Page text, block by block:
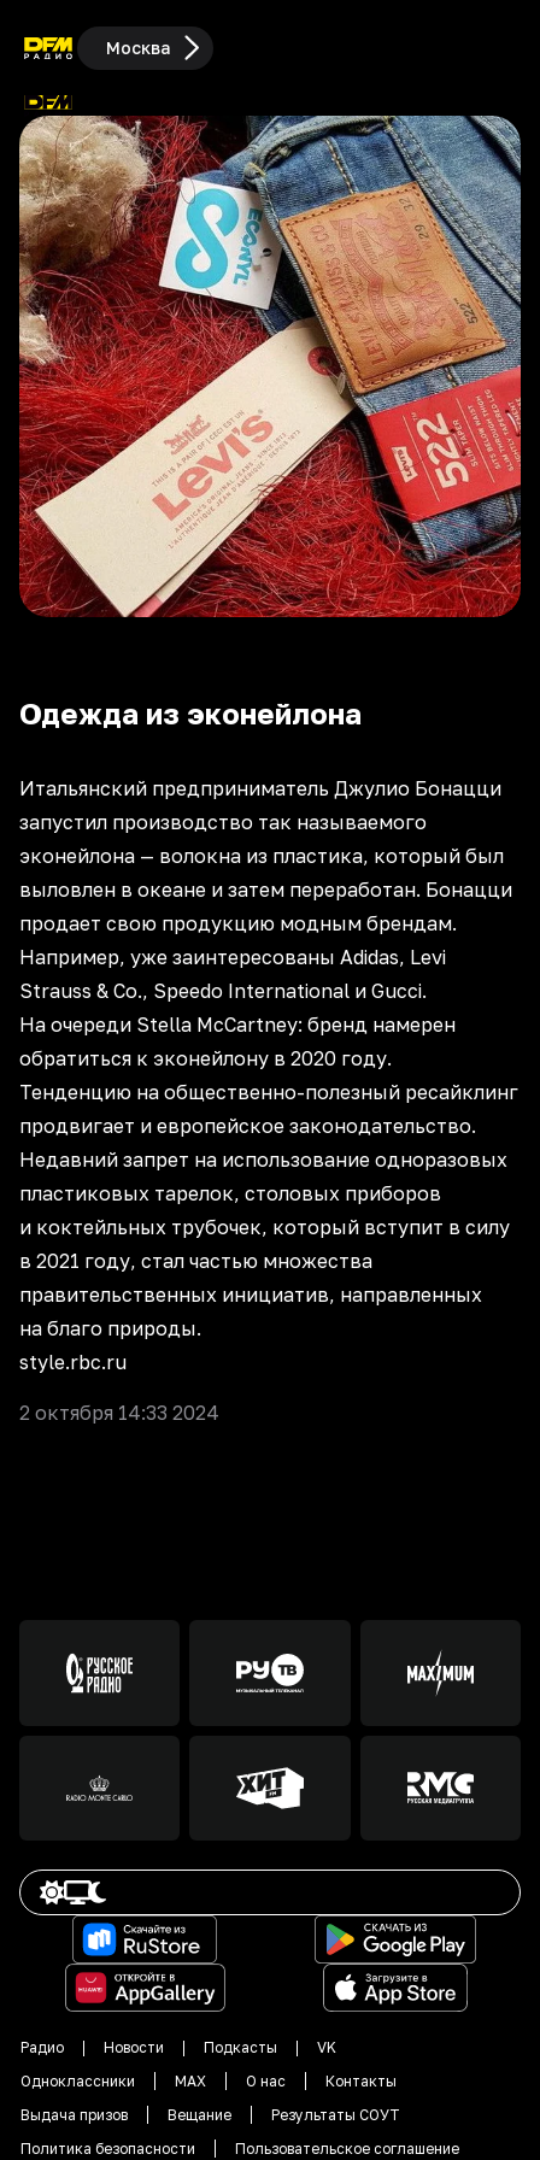
Москва
Одежда из эконейлона
Итальянский предприниматель Джулио Бонацци
запустил производство так называемого
эконейлона — волокна из пластика, который был
выловлен в океане и затем переработан. Бонацци
продает свою продукцию модным брендам.
Например, уже заинтересованы Adidas, Levi
Strauss & Co., Speedo International и Gucci.
На очереди Stella McCartney: бренд намерен
обратиться к эконейлону в 2020 году.
Тенденцию на общественно-полезный ресайклинг
продвигает и европейское законодательство.
Недавний запрет на использование одноразовых
пластиковых тарелок, столовых приборов
и коктейльных трубочек, который вступит в силу
в 2021 году, стал частью множества
правительственных инициатив, направленных
на благо природы.
style.rbc.ru
2 октября 14:33 2024
Радио Новости Подкасты
VK
Одноклассники
MAX О нас
Контакты
Выдача призов
Вещание
Результаты СОУТ
Политика безопасности
Пользовательское соглашение